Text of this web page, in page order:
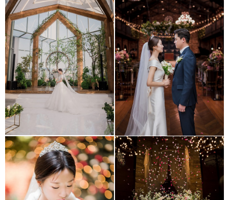
Villade GD (빌라드지디
수서)
Loftgarden344 (목동
로프트가든 344)